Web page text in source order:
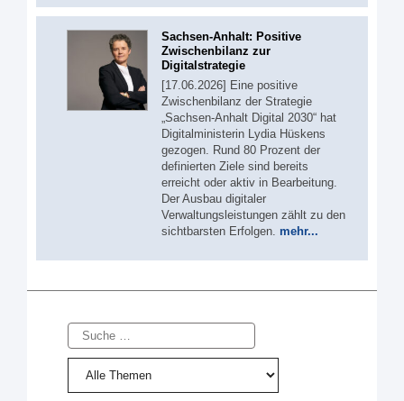
Sachsen-Anhalt: Positive
Zwischenbilanz zur
Digitalstrategie
[17.06.2026] Eine positive
Zwischenbilanz der Strategie
„Sachsen-Anhalt Digital 2030“ hat
Digitalministerin Lydia Hüskens
gezogen. Rund 80 Prozent der
definierten Ziele sind bereits
erreicht oder aktiv in Bearbeitung.
Der Ausbau digitaler
Verwaltungsleistungen zählt zu den
sichtbarsten Erfolgen. mehr...
Suche